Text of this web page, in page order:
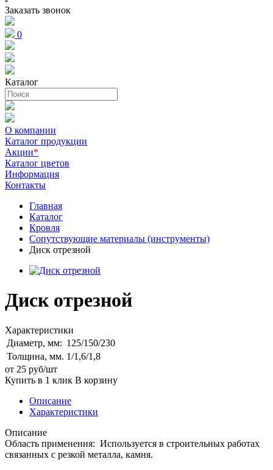
Заказать звонок
0
Каталог
О компании
Каталог продукции
Акции*
Каталог цветов
Информация
Контакты
Главная
Каталог
Кровля
Сопутствующие материалы (инструменты)
Диск отрезной
Диск отрезной
Характеристики
Диаметр, мм: 125/150/230
Толщина, мм. 1/1,6/1,8
от 25 руб/шт
Купить в 1 клик В корзину
Описание
Характеристики
Описание
Область применения: Используется в строительных работах
связанных с резкой металла, камня.